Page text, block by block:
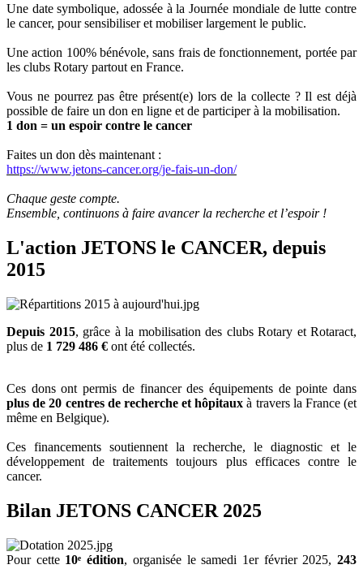
Une date symbolique, adossée à la Journée mondiale de lutte contre
le cancer, pour sensibiliser et mobiliser largement le public.​
Une action 100% bénévole, sans frais de fonctionnement, portée par
les clubs Rotary partout en France.
Vous ne pourrez pas être présent(e) lors de la collecte ? Il est déjà
possible de faire un don en ligne et de participer à la mobilisation.
1 don = un espoir contre le cancer
Faites un don dès maintenant :
https://www.jetons-cancer.org/je-fais-un-don/
Chaque geste compte.
Ensemble, continuons à faire avancer la recherche et l’espoir !
L'action JETONS le CANCER, depuis
2015
Depuis 2015, grâce à la mobilisation des clubs Rotary et Rotaract,
plus de 1 729 486 € ont été collectés.
Ces dons ont permis de financer des équipements de pointe dans
plus de 20 centres de recherche et hôpitaux à travers la France (et
même en Belgique).
Ces financements soutiennent la recherche, le diagnostic et le
développement de traitements toujours plus efficaces contre le
cancer.
Bilan JETONS CANCER 2025
Pour cette 10ᵉ édition, organisée le samedi 1er février 2025,243